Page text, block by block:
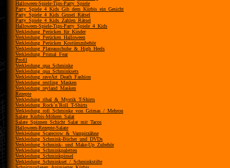
Halloween-Spiele-Tips-Party_Spiele
Party_Spiele_4_Kids_Gib_dem_Kürbis_ein_Gesicht
Party_Spiele_4_Kids_Grusel_Rätsel
Party_Spiele_4_Kids_Zahlen_Rätsel
Halloween-Spiele-Tips-Party_Spiele_4_Kids
Verkleidung_Perücken_für_Kinder
Verkleidung_Perücken_Halloween
Verkleidung_Perücken_Kostümzubehör
Verkleidung_Plateauschuhe_&_High_Heels
Verkleidung_Primal_Fear
Profil
Verkleidung_qua_Schminke
Verkleidung_qua_Schminksets
Verkleidung_raveArt_Death_Fashion
Verkleidung_restling_Masken
Verkleidung_reyland_Masken
Rezepte
Verkleidung_ribal_&_Mystik_T-Shirts
Verkleidung_Rock´n´Roll_T-Shirts
Verkleidung_rofi_Schminke_von_Grimas_/_Mehron
Salate_Kürbis-Möhren_Salat
Salate_Spinnen_Schicht_Salat_mit_Tacos
Halloween-Rezepte-Salate
Verkleidung_Scarecrow_&_Vampirzähne
Verkleidung_Schmink-Bücher_und_DVDs
Verkleidung_Schmink-_und_Make-Up_Zubehör
Verkleidung_Schminkpaletten
Verkleidung_Schminkpinsel
Verkleidung_Schminkset_/_Schminkstifte